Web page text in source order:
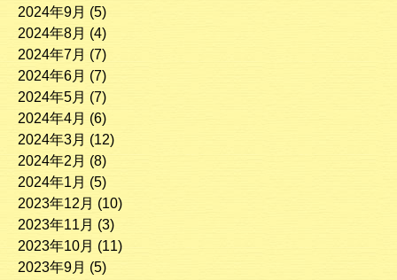
2024年9月 (5)
2024年8月 (4)
2024年7月 (7)
2024年6月 (7)
2024年5月 (7)
2024年4月 (6)
2024年3月 (12)
2024年2月 (8)
2024年1月 (5)
2023年12月 (10)
2023年11月 (3)
2023年10月 (11)
2023年9月 (5)